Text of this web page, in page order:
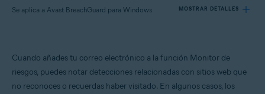
Se aplica a Avast BreachGuard para Windows MOSTRAR DETALLES
Productos:
Avast BreachGuard para Windows
Cuando añades tu correo electrónico a la función Monitor de
riesgos, puedes notar detecciones relacionadas con sitios web que
no reconoces o recuerdas haber visitado. En algunos casos, los